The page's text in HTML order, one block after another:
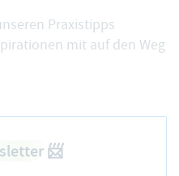
Praxistipps
mit auf den Weg
📨